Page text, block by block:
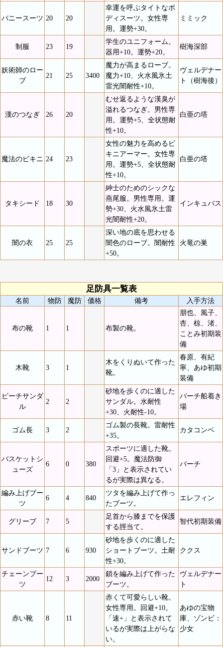
バニースーツ 20 20
幸運を呼ぶタイトなボ
ディスーツ。女性専
用。運勢+30。
ミミック
制服 23 19
学生のユニフォーム。
器用+10。運勢+20。
樹海深部
妖術師のロー
ブ
21 25 3400
魔力が高まるローブ。
魔力+10、火水風氷土
雷光闇耐性+10。
ヴェルデナー
ト（樹海後）
漢のつなぎ 26 20
むせ返るような漢臭が
溢れるつなぎ。男性専
用。運勢+5、全状態耐
性+10。
白亜の塔
魔法のビキニ 24 23
女性の魅力を高めるビ
キニアーマー。女性専
用。運勢+5、全状態耐
性+10。
白亜の塔
タキシード 18 30
紳士のためのシックな
燕尾服。男性専用。運
勢+30、火水風氷土雷
光闇耐性+20。
インキュバス
闇の衣 25 25
深い地の底を思わせる
闇色のローブ。闇耐性
+50。
火竜の巣
足防具一覧表
名前 物防 魔防 価格 備考 入手方法
布の靴 1 1 布製の靴。
朋也、風子、
杏、椋、渚、
ことみ初期装
備
木靴 3 1
木をくりぬいて作った
靴。
春原、有紀
寧、あゆ初期
装備
ビーチサンダ
ル
2 2
砂地を歩くのに適した
サンダル。水耐性
+30、火耐性-10。
バーチ船着き
場
ゴム長 3 2
ゴム製の長靴。雷耐性
+35。
カタコンベ
バスケットシ
ューズ
6 0 380
スポーツに適した靴。
回避+5。魔法防御
「3」と表示されてい
るが実際は異なる。
バーチ
編み上げブー
ツ
6 4 840
ツタを編み上げて作っ
たブーツ。
エレフィン
グリーブ 7 5
足首から膝までを保護
する脛当て。
智代初期装備
サンドブーツ 7 6 930
砂地を歩くのに適した
ショートブーツ。土耐
性+30。
ククス
チェーンブー
ツ
12 3 2000
鎖を編み上げて作った
ブーツ。
ヴェルデナー
ト
赤い靴 8 11
赤くて可愛らしい靴。
女性専用。回避+10。
「速+」と表示されて
いるが実際は上がらな
い。
あゆの宝物
庫、ゾンビ：
少女